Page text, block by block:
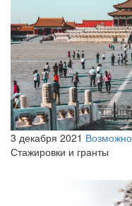
3 декабря 2021
Стажировки и гранты